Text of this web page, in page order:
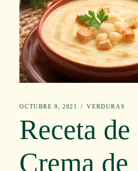
OCTUBRE 9, 2021 VERDURAS
Receta de
Crema de